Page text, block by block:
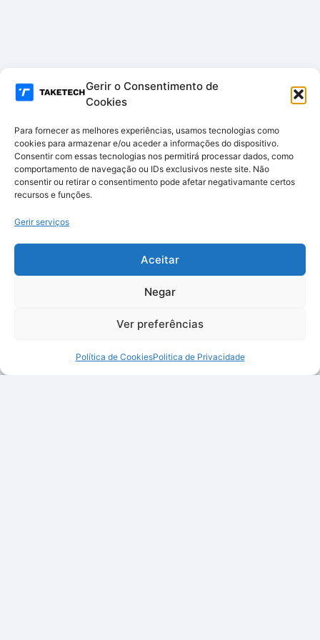
Gerir o Consentimento de
Cookies
Para fornecer as melhores experiências, usamos tecnologias como
cookies para armazenar e/ou aceder a informações do dispositivo.
Consentir com essas tecnologias nos permitirá processar dados, como
comportamento de navegação ou IDs exclusivos neste site. Não
consentir ou retirar o consentimento pode afetar negativamante certos
recursos e funções.
Gerir serviços
Aceitar
Negar
Ver preferências
Política de CookiesPolitica de Privacidade